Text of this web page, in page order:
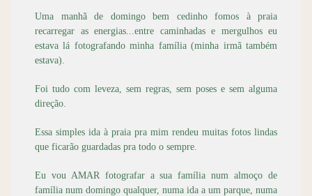
Uma manhã de domingo bem cedinho fomos à praia
recarregar as energias...entre caminhadas e mergulhos eu
estava lá fotografando minha família (minha irmã também
estava).
Foi tudo com leveza, sem regras, sem poses e sem alguma
direção.
Essa simples ida à praia pra mim rendeu muitas fotos lindas
que ficarão guardadas pra todo o sempre.
Eu vou AMAR fotografar a sua família num almoço de
família num domingo qualquer, numa ida a um parque, numa